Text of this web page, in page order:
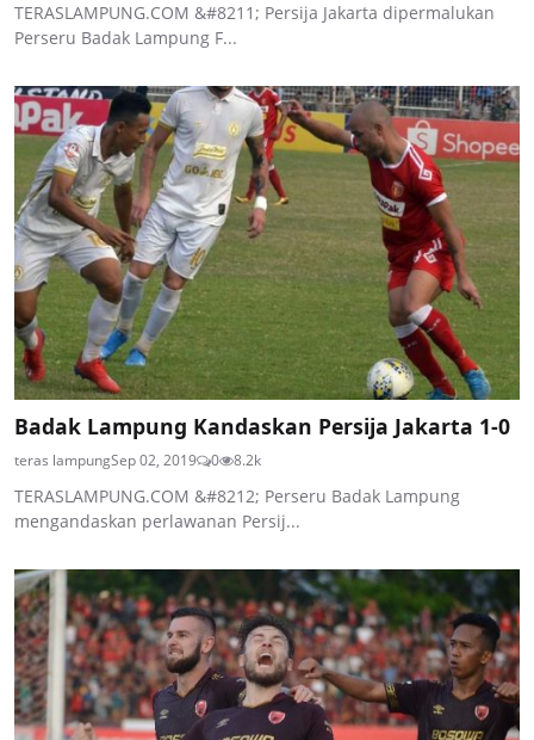
TERASLAMPUNG.COM &#8211; Persija Jakarta dipermalukan
Perseru Badak Lampung F...
Badak Lampung Kandaskan Persija Jakarta 1-0
teras lampungSep 02, 2019 0 8.2k
TERASLAMPUNG.COM &#8212; Perseru Badak Lampung
mengandaskan perlawanan Persij...